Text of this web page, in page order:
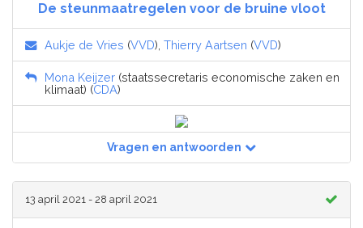
De steunmaatregelen voor de bruine vloot
Aukje de Vries (VVD), Thierry Aartsen (VVD)
Mona Keijzer (staatssecretaris economische zaken en
klimaat) (CDA)
Vragen en antwoorden
13 april 2021 - 28 april 2021